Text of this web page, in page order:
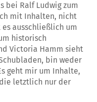
bei Ralf Ludwig zum
mit Inhalten, nicht
es ausschließlich um
historisch
Victoria Hamm sieht
bin weder
geht mir um Inhalte,
letztlich nur der